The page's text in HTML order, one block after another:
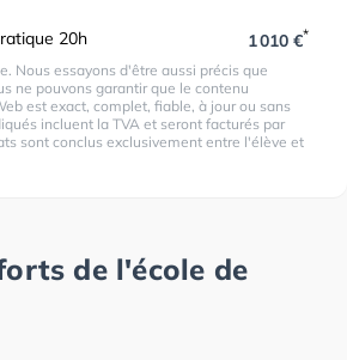
20h 1 010 €*
Nous essayons d'être aussi précis que
ne pouvons garantir que le contenu
est exact, complet, fiable, à jour ou sans
incluent la TVA et seront facturés par
sont conclus exclusivement entre l'élève et
de l'école de